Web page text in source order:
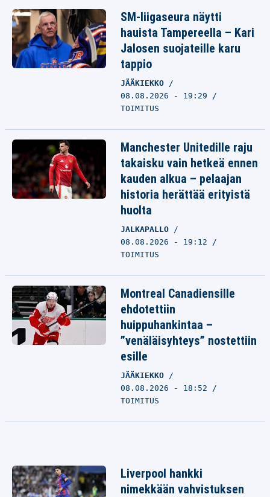
SM-liigaseura näytti
hauista Tampereella – Kari
Jalosen suojateille karu
tappio
JÄÄKIEKKO
08.08.2026 - 19:29
TOIMITUS
Manchester Unitedille raju
takaisku vain hetkeä ennen
kauden alkua – pelaajan
historia herättää erityistä
huolta
JALKAPALLO
08.08.2026 - 19:12
TOIMITUS
Montreal Canadiensille
ehdotettiin
huippuhankintaa –
”venäläisyhteys” nostettiin
esille
JÄÄKIEKKO
08.08.2026 - 18:52
TOIMITUS
Liverpool hankki
nimekkään vahvistuksen